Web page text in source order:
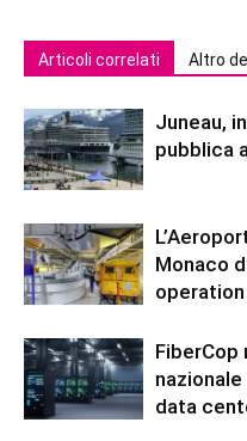
Articoli correlati Altro
Juneau,
pubblica
Monaco
FiberCop
data